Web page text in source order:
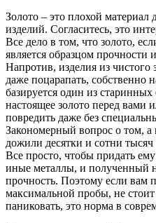
Золото – это плохой
изделий. Согласитесь, это
Все дело в том, что золото,
является образцом прочности
Напротив, изделия из чистого
даже поцарапать, собственно
базируется один из
настоящее золото перед вами
повредить даже без
Закономерный вопрос о том, а
дожили десятки и сотни
Все просто, чтобы придать
иные металлы, и полученный
прочность. Поэтому если вам
максимальной пробы, не стоит
паниковать, это норма в